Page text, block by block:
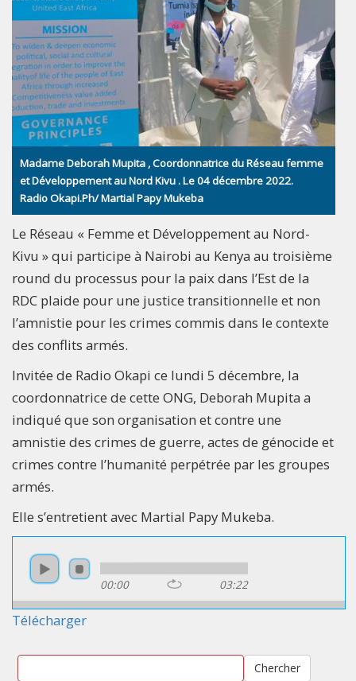
Madame Deborah Mupita , Coordonnatrice du Réseau femme
et Développement au Nord Kivu . Le 04 décembre 2022.
Radio Okapi.Ph/ Martial Papy Mukeba
Le Réseau « Femme et Développement au Nord-
Kivu » qui participe à Nairobi au Kenya au troisième
round du processus pour la paix dans l’Est de la
RDC plaide pour une justice transitionnelle et non
l’amnistie pour les crimes commis dans le contexte
des conflits armés.
Invitée de Radio Okapi ce lundi 5 décembre, la
coordonnatrice de cette ONG, Deborah Mupita a
indiqué que son organisation et contre une
amnistie des crimes de guerre, actes de génocide et
crimes contre l’humanité perpétrée par les groupes
armés.
Elle s’entretient avec Martial Papy Mukeba.
00:00 03:22
Télécharger
Chercher